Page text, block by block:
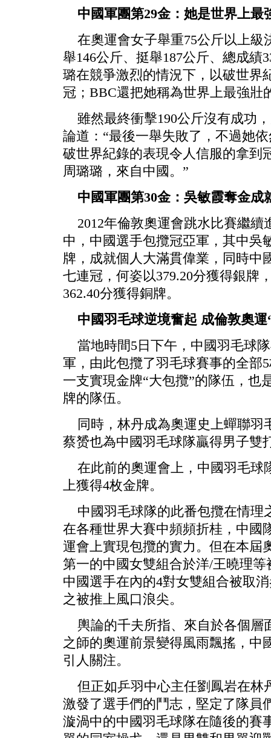
中國軍團第29金：她是世界上最
在奧運會女子舉重75公斤以上級
舉146公斤、挺舉187公斤、總成績
璐在競爭激烈的情況下，以破世界
冠；BBC還把她稱為世界上最強壯
雖然最終衝擊190公斤沒有成功
論道：“最後一舉失敗了，不過她
破世界紀錄的表現令人信服的拿到
周璐璐，來自中國。”
中國軍團第30金：吳敏霞奪金成
2012年倫敦奧運會跳水比賽繼續
中，中國選手包攬冠亞軍，其中吳
牌，成就個人大滿貫偉業，同時中
七連冠，何姿以379.20分獲得銀牌
362.40分獲得銅牌。
中國羽毛球逆境奮起 成倫敦奧運
當地時間5日下午，中國羽毛球
軍，由此包攬了羽毛球賽事的全部
一支實現金牌“大包攬”的隊伍，也
牌的隊伍。
同時，林丹成為奧運史上蟬聯羽
蔡赟也為中國羽毛球隊贏得男子雙
在此前的奧運會上，中國羽毛球
上獲得4枚金牌。
中國羽毛球隊的此番包攬在情理
在各種世界大賽中頻頻折桂，中國
運會上實現包攬的實力。但在本屆
第一的中國女雙組合於洋/王曉理
中國選手在內的4對女雙組合被取
之被推上風口浪尖。
輿論的千夫所指、來自於各個層
之師的奧運前景變得風雨飄搖，中
引人關注。
但正如乒羽中心主任劉鳳岩在林
激發了選手們的鬥志，堅定了隊員
漩渦中的中國羽毛球隊在隨後的賽